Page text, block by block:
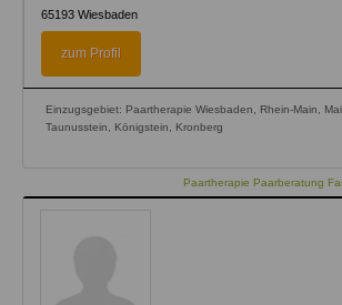
65193 Wiesbaden
zum Profil
Einzugsgebiet: Paartherapie Wiesbaden, Rhein-Main,
Taunusstein, Königstein, Kronberg
Paartherapie Paarberatung